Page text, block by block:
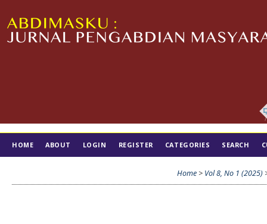
HOME ABOUT LOGIN REGISTER CATEGORIES SEARCH
Home > Vol 8, No 1 (2025)